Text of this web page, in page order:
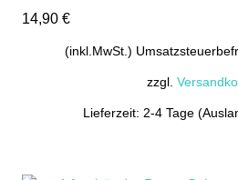
14,90 €
(inkl.MwSt.)
zzgl.
Lieferzeit: 2-4 Tage